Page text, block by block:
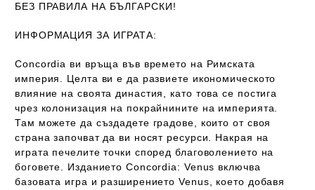
БЕЗ ПРАВИЛА НА БЪЛГАРСКИ!
ИНФОРМАЦИЯ ЗА ИГРАТА:
Concordia ви връща във времето на Римската
империя. Целта ви е да развиете икономическото
влияние на своята династия, като това се постига
чрез колонизация на покрайнините на империята.
Там можете да създадете градове, които от своя
страна започват да ви носят ресурси. Накрая на
играта печелите точки според благоволението на
боговете. Изданието Concordia: Venus включва
базовата игра и разширението Venus, което добавя